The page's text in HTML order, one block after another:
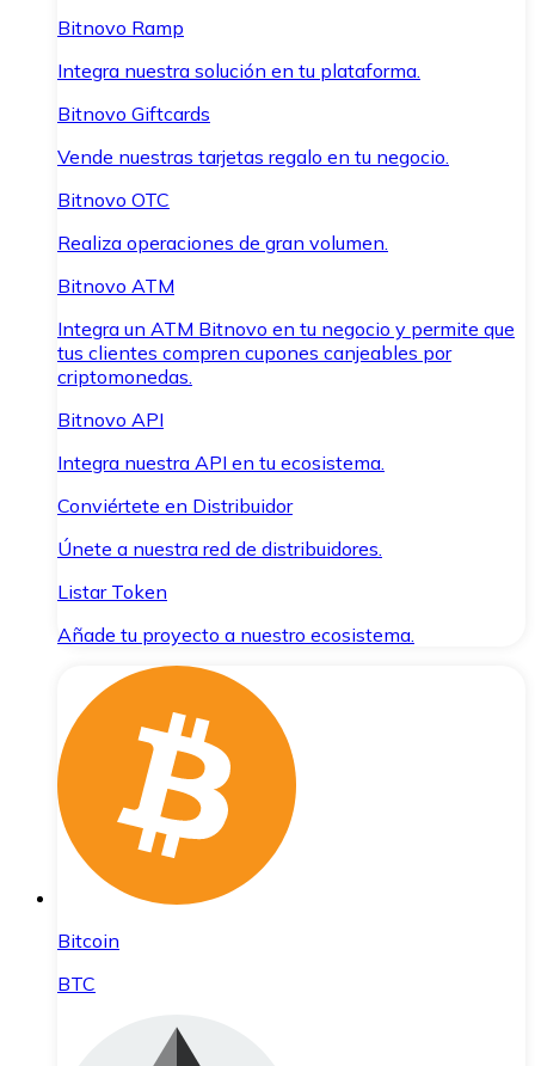
Bitnovo Ramp
Integra nuestra solución en tu plataforma.
Bitnovo Giftcards
Vende nuestras tarjetas regalo en tu negocio.
Bitnovo OTC
Realiza operaciones de gran volumen.
Bitnovo ATM
Integra un ATM Bitnovo en tu negocio y permite que
tus clientes compren cupones canjeables por
criptomonedas.
Bitnovo API
Integra nuestra API en tu ecosistema.
Conviértete en Distribuidor
Únete a nuestra red de distribuidores.
Listar Token
Añade tu proyecto a nuestro ecosistema.
Bitcoin
BTC